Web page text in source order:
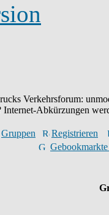
Verkehrsforum:
Internet-Abkürzungen
Gruppen
Registrieren